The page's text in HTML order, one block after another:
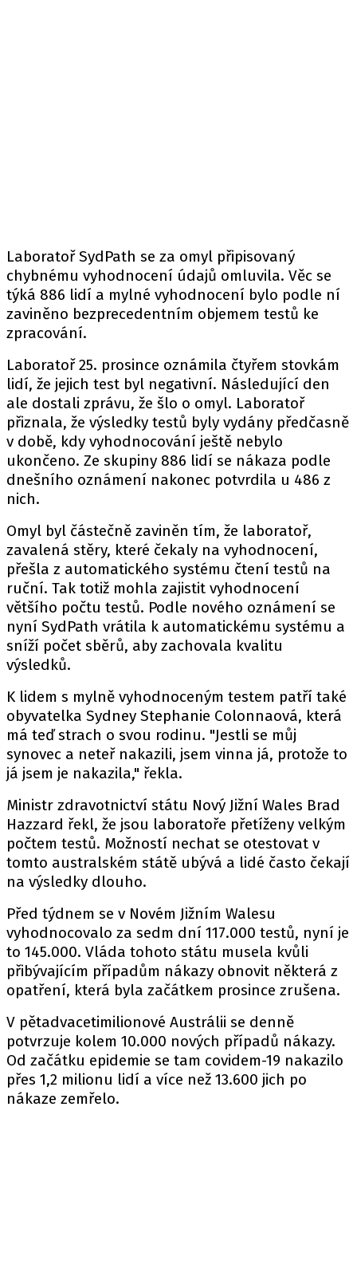
Laboratoř SydPath se za omyl připisovaný
chybnému vyhodnocení údajů omluvila. Věc se
týká 886 lidí a mylné vyhodnocení bylo podle ní
zaviněno bezprecedentním objemem testů ke
zpracování.
Laboratoř 25. prosince oznámila čtyřem stovkám
lidí, že jejich test byl negativní. Následující den
ale dostali zprávu, že šlo o omyl. Laboratoř
přiznala, že výsledky testů byly vydány předčasně
v době, kdy vyhodnocování ještě nebylo
ukončeno. Ze skupiny 886 lidí se nákaza podle
dnešního oznámení nakonec potvrdila u 486 z
nich.
Omyl byl částečně zaviněn tím, že laboratoř,
zavalená stěry, které čekaly na vyhodnocení,
přešla z automatického systému čtení testů na
ruční. Tak totiž mohla zajistit vyhodnocení
většího počtu testů. Podle nového oznámení se
nyní SydPath vrátila k automatickému systému a
sníží počet sběrů, aby zachovala kvalitu
výsledků.
K lidem s mylně vyhodnoceným testem patří také
obyvatelka Sydney Stephanie Colonnaová, která
má teď strach o svou rodinu. "Jestli se můj
synovec a neteř nakazili, jsem vinna já, protože to
já jsem je nakazila," řekla.
Ministr zdravotnictví státu Nový Jižní Wales Brad
Hazzard řekl, že jsou laboratoře přetíženy velkým
počtem testů. Možností nechat se otestovat v
tomto australském státě ubývá a lidé často čekají
na výsledky dlouho.
Před týdnem se v Novém Jižním Walesu
vyhodnocovalo za sedm dní 117.000 testů, nyní je
to 145.000. Vláda tohoto státu musela kvůli
přibývajícím případům nákazy obnovit některá z
opatření, která byla začátkem prosince zrušena.
V pětadvacetimilionové Austrálii se denně
potvrzuje kolem 10.000 nových případů nákazy.
Od začátku epidemie se tam covidem-19 nakazilo
přes 1,2 milionu lidí a více než 13.600 jich po
nákaze zemřelo.